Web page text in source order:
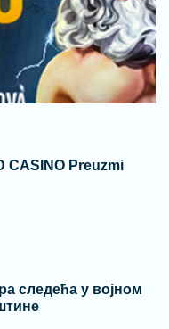
CASINO Preuzmi
следећа у војном